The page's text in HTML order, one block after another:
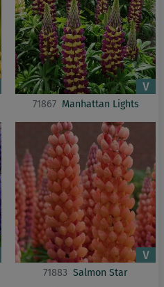
71867 Manhattan Lights
71883 Salmon Star